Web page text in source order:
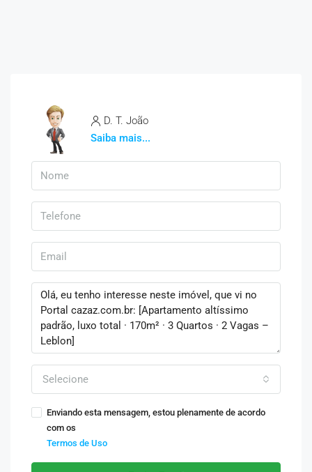
D. T. João
Saiba mais...
Selecione
Enviando esta mensagem, estou plenamente de acordo
com os
Termos de Uso